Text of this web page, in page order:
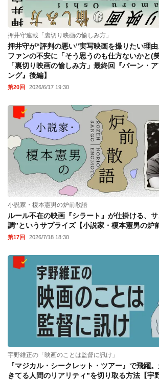
押井守連載「裏切り映画の愉しみ方」
押井守が“評判の悪い”実写映画を撮りたい理由
ファンの不安に「そう思うのも仕方ないかと(
「裏切り映画の愉しみ方」最終回『バーン・
ング』後編】
第20回 2026/6/17 19:30
小説家・榎本憲男の炉前散語
ルール不在の映画『シラート』が仕掛ける、
調”というサプライズ【小説家・榎本憲男の炉
第17回 2026/7/18 18:30
宇野維正の「映画のことは監督に訊け」
『マジカル・シークレット・ツアー』で飛躍
きてる人間のリアリティ”を切り取る方法【宇